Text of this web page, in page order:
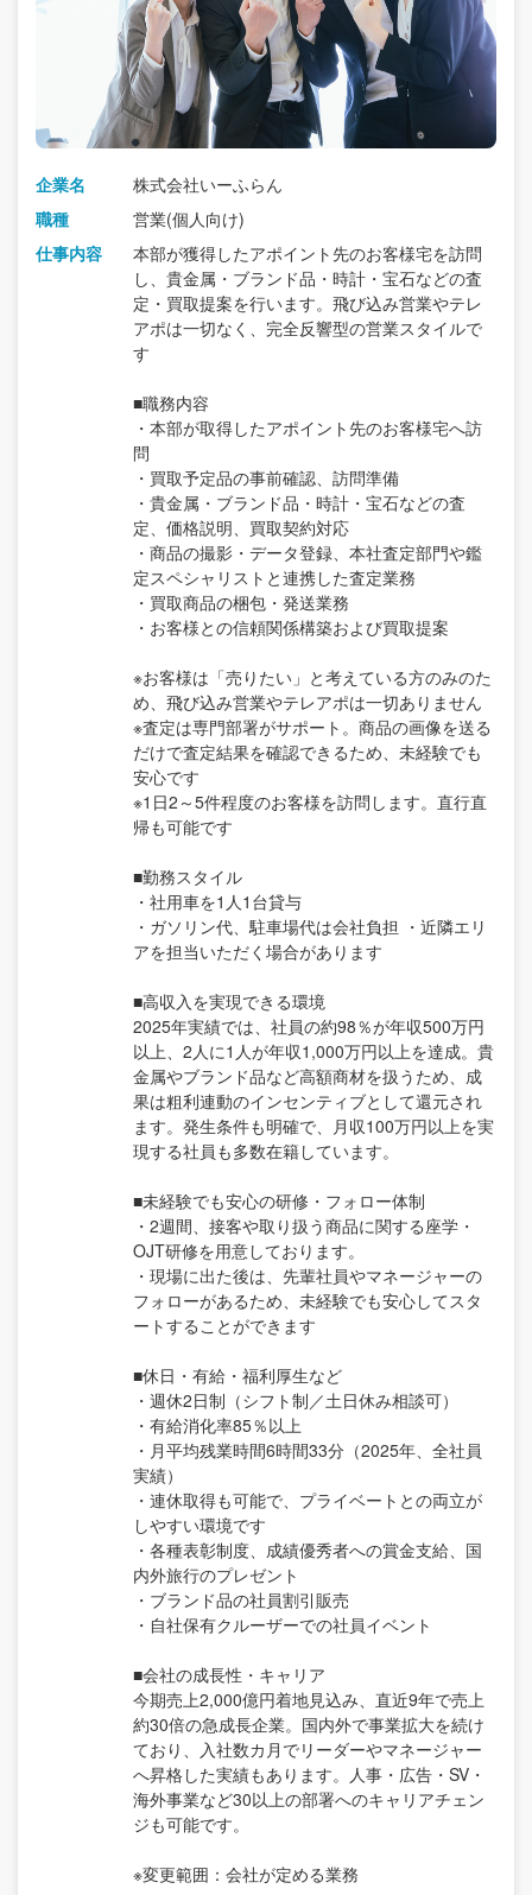
企業名
株式会社いーふらん
職種
営業(個人向け)
仕事内容
本部が獲得したアポイント先のお客様宅を訪問
し、貴金属・ブランド品・時計・宝石などの査
定・買取提案を行います。飛び込み営業やテレ
アポは一切なく、完全反響型の営業スタイルで
す
■職務内容
・本部が取得したアポイント先のお客様宅へ訪
問
・買取予定品の事前確認、訪問準備
・貴金属・ブランド品・時計・宝石などの査
定、価格説明、買取契約対応
・商品の撮影・データ登録、本社査定部門や鑑
定スペシャリストと連携した査定業務
・買取商品の梱包・発送業務
・お客様との信頼関係構築および買取提案
※お客様は「売りたい」と考えている方のみのた
め、飛び込み営業やテレアポは一切ありません
※査定は専門部署がサポート。商品の画像を送る
だけで査定結果を確認できるため、未経験でも
安心です
※1日2～5件程度のお客様を訪問します。直行直
帰も可能です
■勤務スタイル
・社用車を1人1台貸与
・ガソリン代、駐車場代は会社負担 ・近隣エリ
アを担当いただく場合があります
■高収入を実現できる環境
2025年実績では、社員の約98％が年収500万円
以上、2人に1人が年収1,000万円以上を達成。貴
金属やブランド品など高額商材を扱うため、成
果は粗利連動のインセンティブとして還元され
ます。発生条件も明確で、月収100万円以上を実
現する社員も多数在籍しています。
■未経験でも安心の研修・フォロー体制
・2週間、接客や取り扱う商品に関する座学・
OJT研修を用意しております。
・現場に出た後は、先輩社員やマネージャーの
フォローがあるため、未経験でも安心してスタ
ートすることができます
■休日・有給・福利厚生など
・週休2日制（シフト制／土日休み相談可）
・有給消化率85％以上
・月平均残業時間6時間33分（2025年、全社員
実績）
・連休取得も可能で、プライベートとの両立が
しやすい環境です
・各種表彰制度、成績優秀者への賞金支給、国
内外旅行のプレゼント
・ブランド品の社員割引販売
・自社保有クルーザーでの社員イベント
■会社の成長性・キャリア
今期売上2,000億円着地見込み、直近9年で売上
約30倍の急成長企業。国内外で事業拡大を続け
ており、入社数カ月でリーダーやマネージャー
へ昇格した実績もあります。人事・広告・SV・
海外事業など30以上の部署へのキャリアチェン
ジも可能です。
※変更範囲：会社が定める業務